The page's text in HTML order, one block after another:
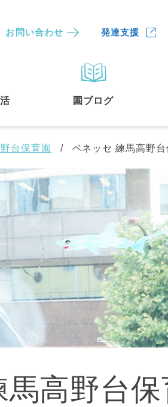
お問い合わせ 発達支援
園ブログ
保育園 を探す
港区 文京区(3)
田谷区(1) 渋谷区(2)
立区 (1) 葛飾区(1)
江市(1) 北区(1)
田市(1) 江戸川区 (1)
台保育園 ベネッセ 練馬高野
馬高野台